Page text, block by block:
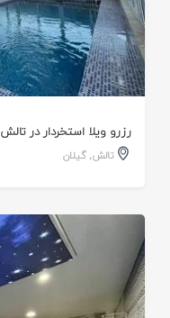
رزرو ویلا استخردار در تالش
تالش,گیلان